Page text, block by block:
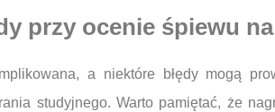
przy ocenie śpiewu
a niektóre błędy mogą
studyjnego. Warto pamiętać, że